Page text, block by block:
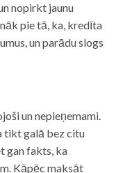
nopirkt jaunu
pie tā, ka, kredīta
un parādu slogs
un nepieņemami.
tikt galā bez citu
gan fakts, ka
Kāpēc maksāt